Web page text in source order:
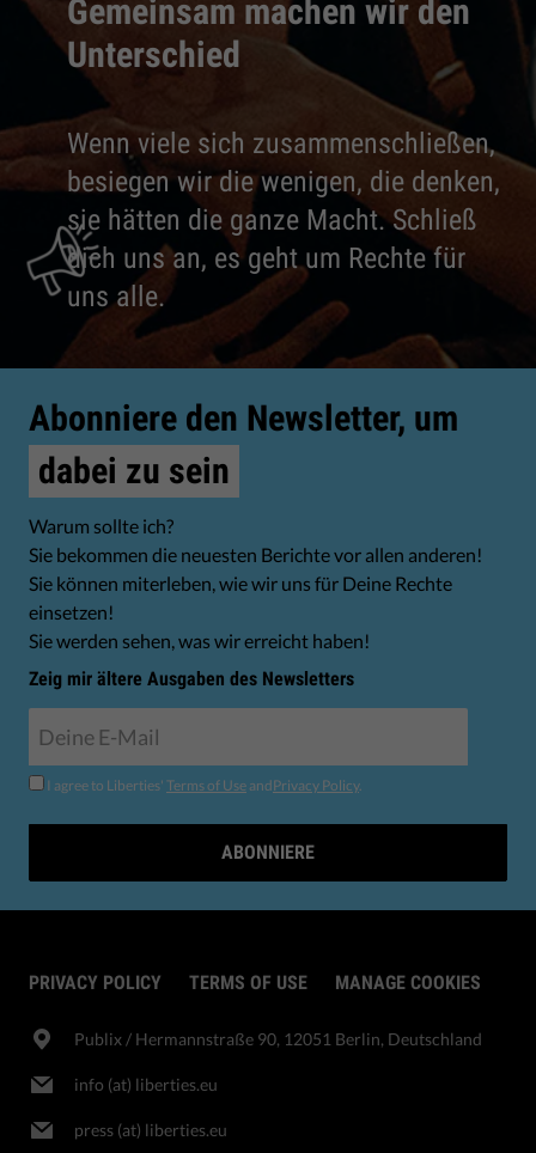
Gemeinsam machen wir den
Unterschied
Wenn viele sich zusammenschließen,
besiegen wir die wenigen, die denken,
sie hätten die ganze Macht. Schließ
dich uns an, es geht um Rechte für
uns alle.
Abonniere den Newsletter, um
dabei zu sein
Warum sollte ich?
Sie bekommen die neuesten Berichte vor allen anderen!
Sie können miterleben, wie wir uns für Deine Rechte
einsetzen!
Sie werden sehen, was wir erreicht haben!
Zeig mir ältere Ausgaben des Newsletters
I agree to Liberties' Terms of Use andPrivacy Policy.
ABONNIERE
PRIVACY POLICY TERMS OF USE MANAGE COOKIES
Publix​ / Hermannstraße 90, 12051 Berlin, Deutschland
info (at) liberties.eu
press (at) liberties.eu